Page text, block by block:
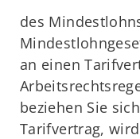
des
an einen
beziehen Sie
Tarifvertrag,